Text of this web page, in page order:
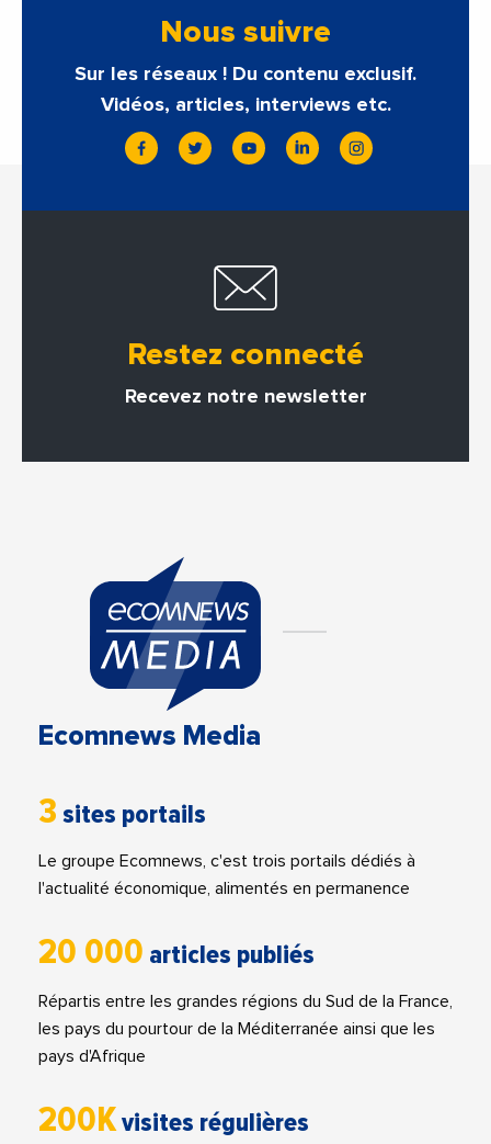
Nous suivre
Sur les réseaux ! Du contenu exclusif.
Vidéos, articles, interviews etc.
Restez connecté
Recevez notre newsletter
Ecomnews Media
3 sites portails
Le groupe Ecomnews, c'est trois portails dédiés à
l'actualité économique, alimentés en permanence
20 000 articles publiés
Répartis entre les grandes régions du Sud de la France,
les pays du pourtour de la Méditerranée ainsi que les
pays d'Afrique
200Kvisites régulières